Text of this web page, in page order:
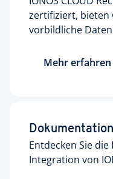
zertifiziert, bieten
vorbildliche
Mehr erfahren
Entdecken Sie
Integration von